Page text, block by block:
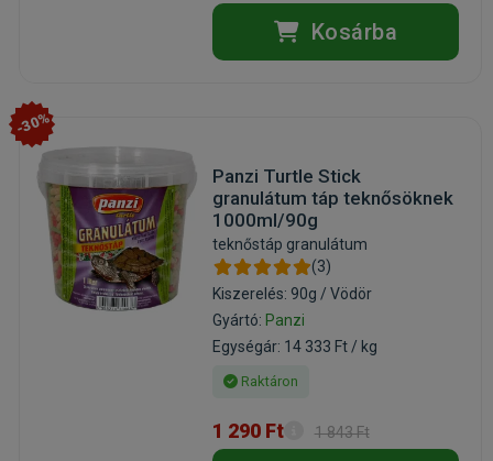
Kosárba
-30%
Panzi Turtle Stick
granulátum táp teknősöknek
1000ml/90g
teknőstáp granulátum
(3)
Kiszerelés: 90g / Vödör
Gyártó: Panzi
Egységár: 14 333 Ft / kg
Raktáron
1 290 Ft 1 843 Ft